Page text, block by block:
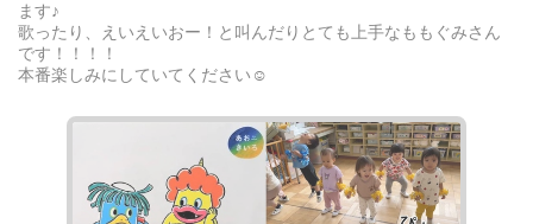
ます♪
歌ったり、えいえいおー！と叫んだりとても上手なももぐみさん
です！！！！
本番楽しみにしていてください☺️